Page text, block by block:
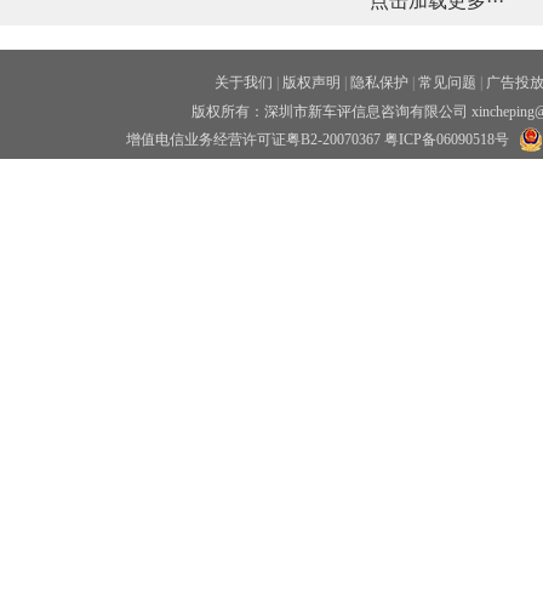
关于我们 版权声明 隐私保护 常见问题
广告投放
版权所有：深圳市新车评信息咨询有限公司
增值电信业务经营许可证粤B2-20070367 粤ICP备06090518号